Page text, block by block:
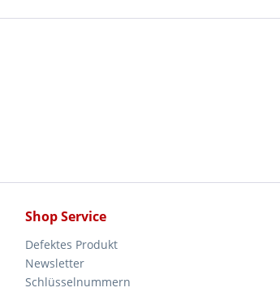
Shop Service
Defektes Produkt
Newsletter
Schlüsselnummern